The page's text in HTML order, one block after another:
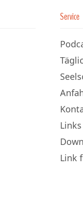
Service
Links
Link